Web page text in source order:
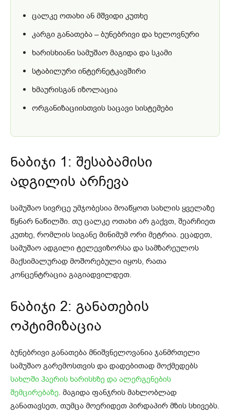
ცალკე ოთახი ან მშვიდი კუთხე
კარგი განათება – ბუნებრივი და ხელოვნური
ხარისხიანი სამუშაო მაგიდა და სკამი
სტაბილური ინტერნეტკავშირი
ხმაურისგან იზოლაცია
ორგანიზაციისთვის საცავი სისტემები
ნაბიჯი 1: შესაბამისი
ადგილის არჩევა
სამუშაო სივრცე უმჯობესია მოაწყოთ სახლის ყველაზე
წყნარ ნაწილში. თუ ცალკე ოთახი არ გაქვთ, შეარჩიეთ
კუთხე, რომლის სიგანე მინიმუმ ორი მეტრია. ეცადეთ,
სამუშაო ადგილი ტელევიზორსა და სამზარეულოს
მაქსიმალურად მოშორებული იყოს, რათა
კონცენტრაცია გაგიადვილდეთ.
ნაბიჯი 2: განათების
ოპტიმიზაცია
ბუნებრივი განათება მნიშვნელოვანია ჯანმრთელი
სამუშაო გარემოსთვის და დადებითად მოქმედებს
სახლში ჰაერის ხარისხზე და ალერგენების
შემცირებაზე. მაგიდა ფანჯრის მახლობლად
განათავსეთ, თუმცა მოერიდეთ პირდაპირ მზის სხივებს.